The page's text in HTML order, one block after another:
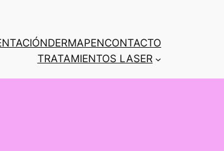
DERMAPENCONTACTO
TRATAMIENTOS LASER